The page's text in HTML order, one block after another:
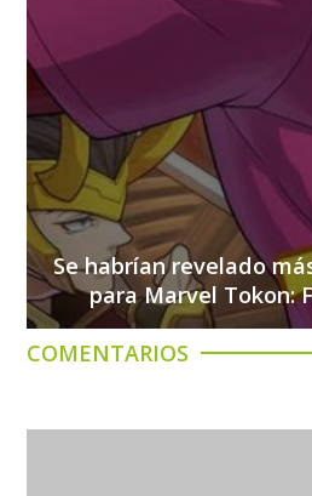
Se habrían revelado
para Marvel Tokon:
COMENTARIOS